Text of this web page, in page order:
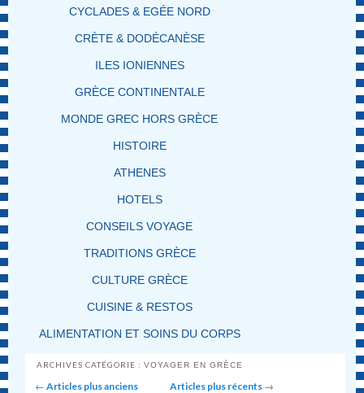
CYCLADES & EGÉE NORD
CRÈTE & DODÉCANÈSE
ILES IONIENNES
GRÈCE CONTINENTALE
MONDE GREC HORS GRÈCE
HISTOIRE
ATHENES
HOTELS
CONSEILS VOYAGE
TRADITIONS GRÈCE
CULTURE GRÈCE
CUISINE & RESTOS
ALIMENTATION ET SOINS DU CORPS
ARCHIVES CATÉGORIE :VOYAGER EN GRÈCE
Post navigation
← Articles plus anciens Articles plus récents →